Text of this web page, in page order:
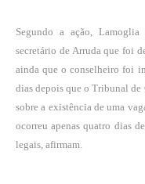
Segundo a ação,
secretário de Arruda que foi
ainda que o conselheiro foi
dias depois que o Tribunal
sobre a existência de uma
ocorreu apenas quatro dias
legais, afirmam.